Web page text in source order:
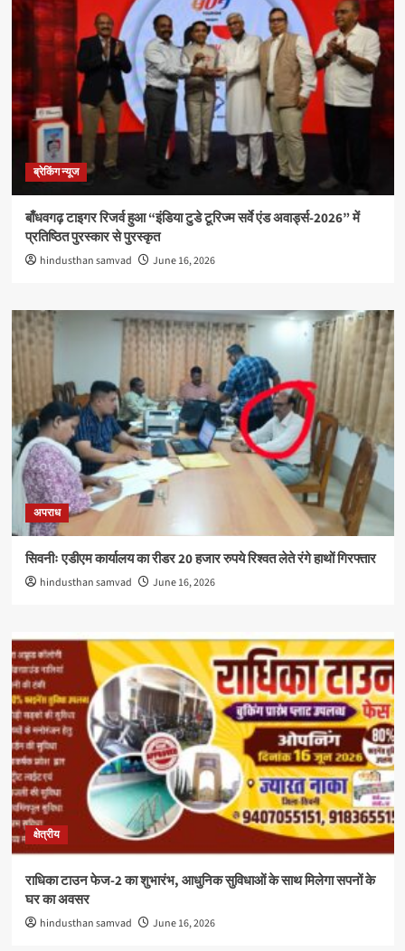
ब्रेकिंग न्यूज
बाँधवगढ़ टाइगर रिजर्व हुआ “इंडिया टुडे टूरिज्म सर्वे एंड अवार्ड्स-2026” में
प्रतिष्ठित पुरस्कार से पुरस्कृत
hindusthan samvad June 16, 2026
अपराध
सिवनीः एडीएम कार्यालय का रीडर 20 हजार रुपये रिश्वत लेते रंगे हाथों गिरफ्तार
hindusthan samvad June 16, 2026
क्षेत्रीय
राधिका टाउन फेज-2 का शुभारंभ, आधुनिक सुविधाओं के साथ मिलेगा सपनों के
घर का अवसर
hindusthan samvad June 16, 2026